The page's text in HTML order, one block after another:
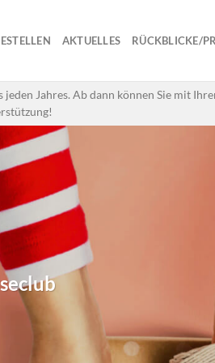
AKTUELLES RÜCKBLICKE/
Jahres. Ab dann können Sie mit